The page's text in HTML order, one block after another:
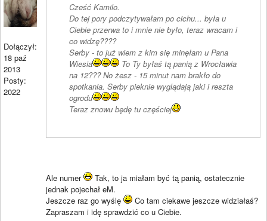
Dołączył:
18 paź
2013
Posty:
2022
Cześć Kamilo.
Do tej pory podczytywałam po cichu... była u
Ciebie przerwa to i mnie nie było, teraz wracam i
co widzę????
Serby - to już wiem z kim się minęłam u Pana
Wiesia
To Ty byłaś tą panią z Wrocławia
na 12??? No żesz - 15 minut nam brakło do
spotkania. Serby pieknie wyglądają jaki i reszta
ogrodu
Teraz znowu będę tu częściej
Ale numer
Tak, to ja miałam być tą panią, ostatecznie
jednak pojechał eM.
Jeszcze raz go wyślę
Co tam ciekawe jeszcze widziałaś?
Zapraszam i idę sprawdzić co u Ciebie.